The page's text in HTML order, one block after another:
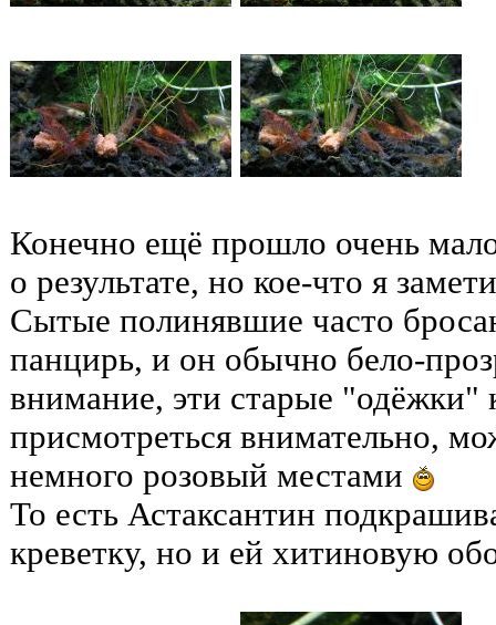
Конечно ещё прошло очень
о результате, но кое-что я
Сытые полинявшие часто
панцирь, и он обычно бело-
внимание, эти старые "одёжки"
присмотреться внимательно,
немного розовый местами
То есть Астаксантин
креветку, но и ей хитиновую